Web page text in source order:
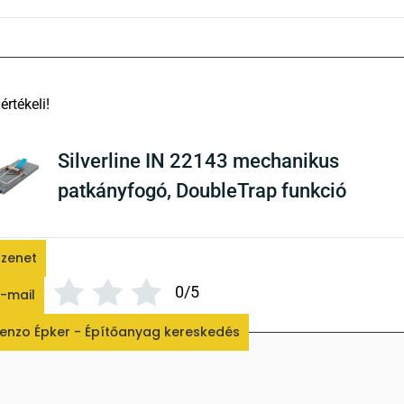
Silverline IN 22143 mechanikus
patkányfogó, DoubleTrap funkció
0/5
értékelésed
mail
Épker - Építőanyag kereskedés